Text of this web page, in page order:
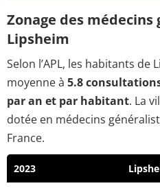
Zonage des médecins
Lipsheim
Selon l’APL, les habitants de
moyenne à 5.8
par an et par habitant. La
dotée en médecins
France.
2023